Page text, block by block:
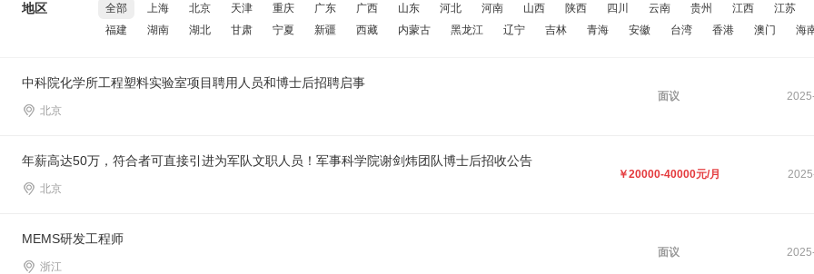
地区 全部 上海 北京 天津 重庆 广东 广西 山东 河北 河南 山西 陕西 四川 云南 贵州 江西 江苏
福建
湖南 湖北 甘肃 宁夏 新疆 西藏 内蒙古 黑龙江 辽宁 吉林 青海 安徽 台湾 香港 澳门 海
中科院化学所工程塑料实验室项目聘用人员和博士后招聘启事
北京
面议
年薪高达50万，符合者可直接引进为军队文职人员！军事科学院谢剑炜团队博士后招收公告
北京
￥20000-40000元/月
MEMS研发工程师
浙江
面议